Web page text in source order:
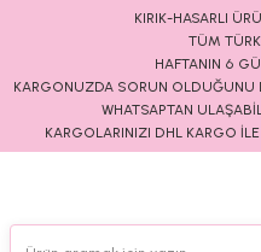
KIRIK-HASARLI
TÜM
HAFTANIN 6
KARGONUZDA SORUN OLDUĞUNU
WHATSAPTAN
KARGOLARINIZI DHL KARGO